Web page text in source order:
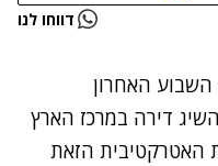
דווחו לנו
השבוע האחרון
דירה במרכז הארץ
האטרקטיבית הזאת